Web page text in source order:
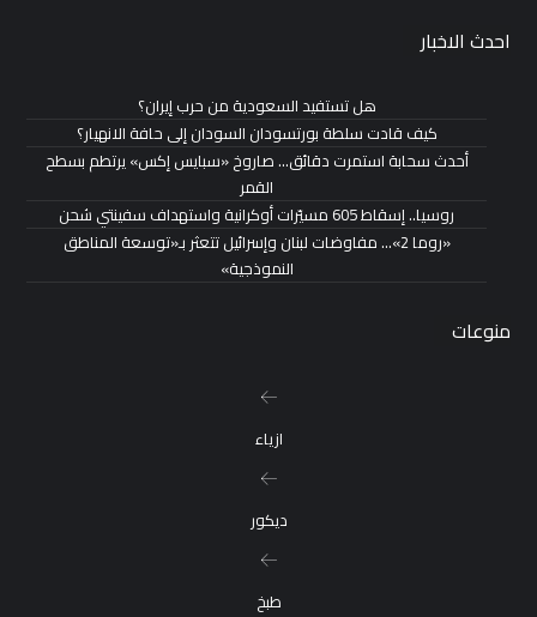
احدث الاخبار
هل تستفيد السعودية من حرب إيران؟
كيف قادت سلطة بورتسودان السودان إلى حافة الانهيار؟
أحدث سحابة استمرت دقائق… صاروخ «سبايس إكس» يرتطم بسطح
القمر
روسيا.. إسقاط 605 مسيّرات أوكرانية واستهداف سفينتي شحن
«روما 2»… مفاوضات لبنان وإسرائيل تتعثر بـ«توسعة المناطق
النموذجية»
منوعات
ازياء
ديكور
طبخ